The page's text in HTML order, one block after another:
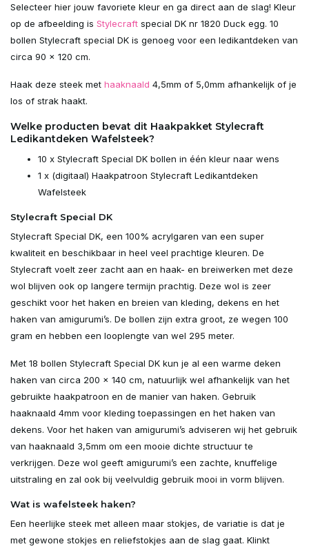
Uitverkocht
Uitverkocht
Uitverkocht
Uitverkocht
Uitverkocht
Uitverkocht
Uitverkocht
Uitverkocht
Uitverkocht
Uitverkocht
Selecteer hier jouw favoriete kleur en ga direct aan de slag! Kleur
op de afbeelding is Stylecraft special DK nr 1820 Duck egg. 10
bollen Stylecraft special DK is genoeg voor een ledikantdeken van
circa 90 x 120 cm.
Haak deze steek met haaknaald 4,5mm of 5,0mm afhankelijk of je
los of strak haakt.
Welke producten bevat dit Haakpakket Stylecraft
Ledikantdeken Wafelsteek?
10 x Stylecraft Special DK bollen in één kleur naar wens
1 x (digitaal) Haakpatroon Stylecraft Ledikantdeken
Wafelsteek
Stylecraft Special DK
Stylecraft Special DK, een 100% acrylgaren van een super
kwaliteit en beschikbaar in heel veel prachtige kleuren. De
Stylecraft voelt zeer zacht aan en haak- en breiwerken met deze
wol blijven ook op langere termijn prachtig. Deze wol is zeer
geschikt voor het haken en breien van kleding, dekens en het
haken van amigurumi’s. De bollen zijn extra groot, ze wegen 100
gram en hebben een looplengte van wel 295 meter.
Met 18 bollen Stylecraft Special DK kun je al een warme deken
haken van circa 200 x 140 cm, natuurlijk wel afhankelijk van het
gebruikte haakpatroon en de manier van haken. Gebruik
haaknaald 4mm voor kleding toepassingen en het haken van
dekens. Voor het haken van amigurumi’s adviseren wij het gebruik
van haaknaald 3,5mm om een mooie dichte structuur te
verkrijgen. Deze wol geeft amigurumi’s een zachte, knuffelige
uitstraling en zal ook bij veelvuldig gebruik mooi in vorm blijven.
Wat is wafelsteek haken?
Een heerlijke steek met alleen maar stokjes, de variatie is dat je
met gewone stokjes en reliefstokjes aan de slag gaat. Klinkt